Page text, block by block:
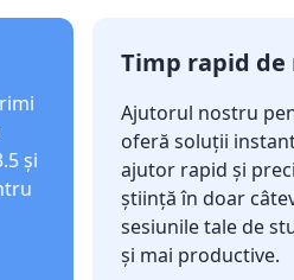
și
Timp rapid de
Ajutorul nostru
oferă soluții
ajutor rapid și
știință în doar
sesiunile tale de
și mai productive.